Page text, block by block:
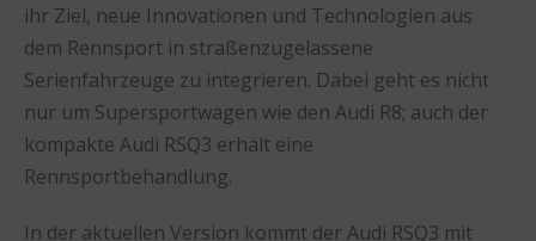
ihr Ziel, neue Innovationen und Technologien aus
dem Rennsport in straßenzugelassene
Serienfahrzeuge zu integrieren. Dabei geht es nicht
nur um Supersportwagen wie den Audi R8; auch der
kompakte Audi RSQ3 erhält eine
Rennsportbehandlung.
In der aktuellen Version kommt der Audi RSQ3 mit